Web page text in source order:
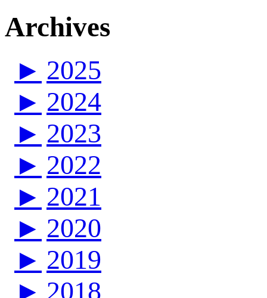
Archives
► 2025
► 2024
► 2023
► 2022
► 2021
► 2020
► 2019
► 2018